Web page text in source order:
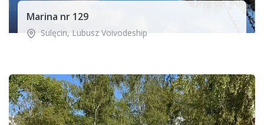
Marina nr 129
Sulęcin, Lubusz Voivodeship